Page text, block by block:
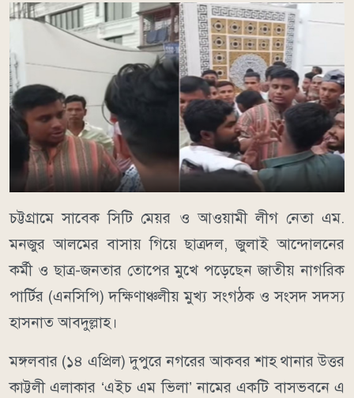
চট্টগ্রামে সাবেক সিটি মেয়র ও আওয়ামী লীগ নেতা এম.
মনজুর আলমের বাসায় গিয়ে ছাত্রদল, জুলাই আন্দোলনের
কর্মী ও ছাত্র-জনতার তোপের মুখে পড়েছেন জাতীয় নাগরিক
পার্টির (এনসিপি) দক্ষিণাঞ্চলীয় মুখ্য সংগঠক ও সংসদ সদস্য
হাসনাত আবদুল্লাহ।
মঙ্গলবার (১৪ এপ্রিল) দুপুরে নগরের আকবর শাহ থানার উত্তর
কাট্টলী এলাকার ‘এইচ এম ভিলা’ নামের একটি বাসভবনে এ